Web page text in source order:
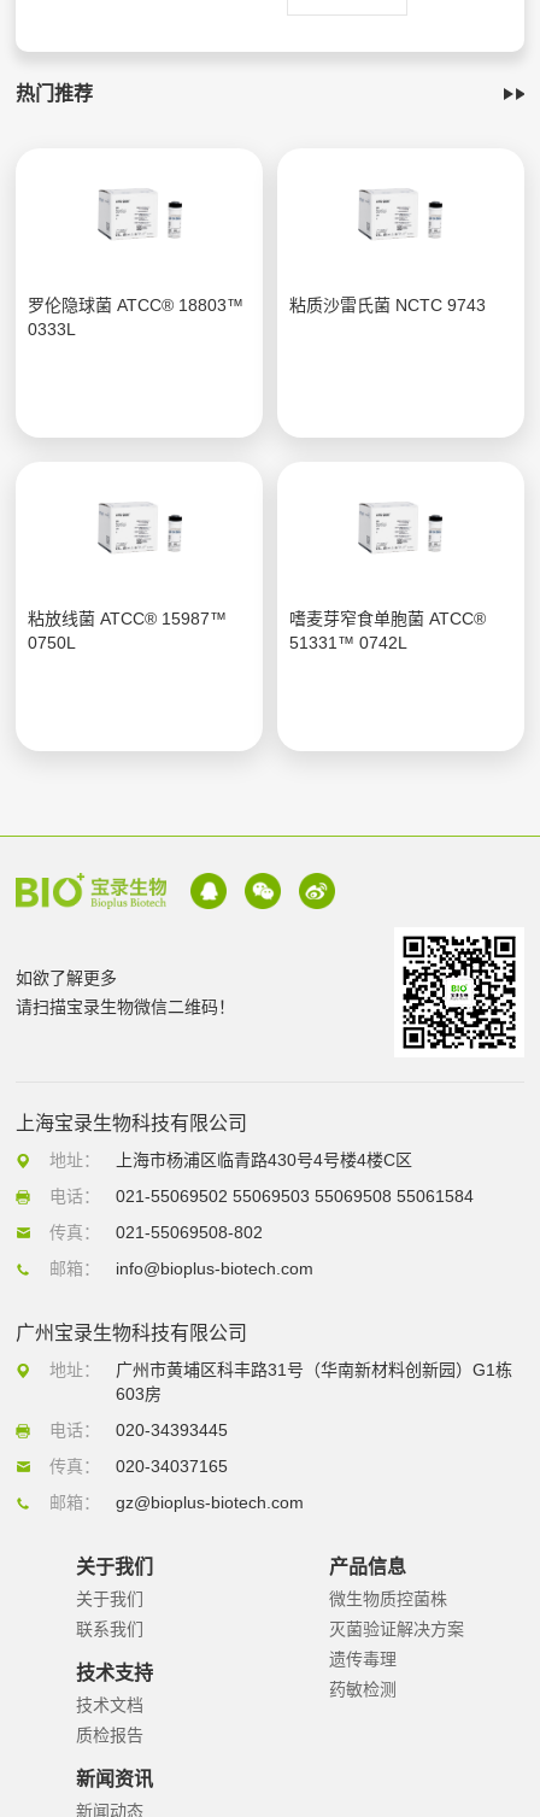
热门推荐
罗伦隐球菌 ATCC® 18803™
0333L
粘质沙雷氏菌 NCTC 9743
粘放线菌 ATCC® 15987™
0750L
嗜麦芽窄食单胞菌 ATCC®
51331™ 0742L
如欲了解更多
请扫描宝录生物微信二维码！
上海宝录生物科技有限公司
地址：
上海市杨浦区临青路430号4号楼4楼C区
电话：
021-55069502 55069503 55069508 55061584
传真：
021-55069508-802
邮箱：
info@bioplus-biotech.com
广州宝录生物科技有限公司
地址：
广州市黄埔区科丰路31号（华南新材料创新园）G1栋
603房
电话：
020-34393445
传真：
020-34037165
邮箱：
gz@bioplus-biotech.com
关于我们
关于我们
联系我们
技术支持
技术文档
质检报告
新闻资讯
新闻动态
产品信息
微生物质控菌株
灭菌验证解决方案
遗传毒理
药敏检测